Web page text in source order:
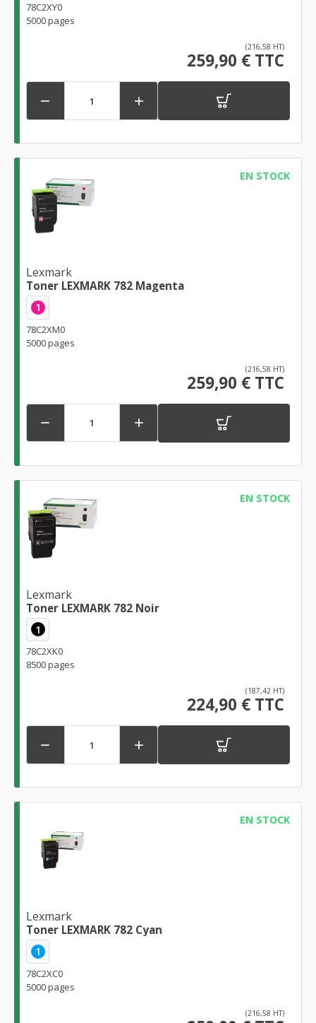
78C2XY0
5000 pages
(216,58 HT)
259,90 € TTC
 
EN STOCK
Lexmark
Toner LEXMARK 782 Magenta
1
78C2XM0
5000 pages
(216,58 HT)
259,90 € TTC
 
EN STOCK
Lexmark
Toner LEXMARK 782 Noir
1
78C2XK0
8500 pages
(187,42 HT)
224,90 € TTC
 
EN STOCK
Lexmark
Toner LEXMARK 782 Cyan
1
78C2XC0
5000 pages
(216,58 HT)